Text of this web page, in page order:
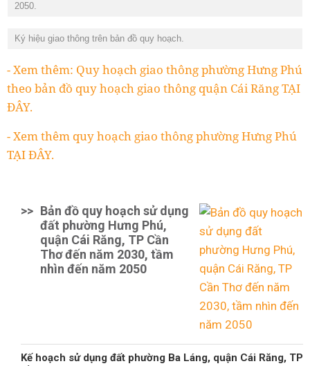
2050.
Ký hiệu giao thông trên bản đồ quy hoạch.
- Xem thêm: Quy hoạch giao thông phường Hưng Phú
theo bản đồ quy hoạch giao thông quận Cái Răng TẠI
ĐÂY.
- Xem thêm quy hoạch giao thông phường Hưng Phú
TẠI ĐÂY.
>> Bản đồ quy hoạch sử dụng
đất phường Hưng Phú,
quận Cái Răng, TP Cần
Thơ đến năm 2030, tầm
nhìn đến năm 2050
Kế hoạch sử dụng đất phường Ba Láng, quận Cái Răng, TP